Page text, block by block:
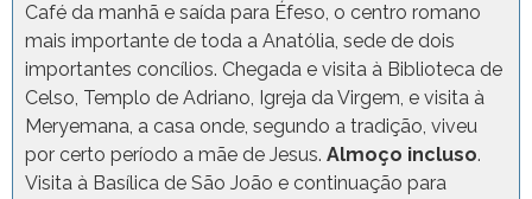
Café da manhã e saída para Éfeso, o centro romano
mais importante de toda a Anatólia, sede de dois
importantes concílios. Chegada e visita à Biblioteca de
Celso, Templo de Adriano, Igreja da Virgem, e visita à
Meryemana, a casa onde, segundo a tradição, viveu
por certo período a mãe de Jesus. Almoço incluso.
Visita à Basílica de São João e continuação para